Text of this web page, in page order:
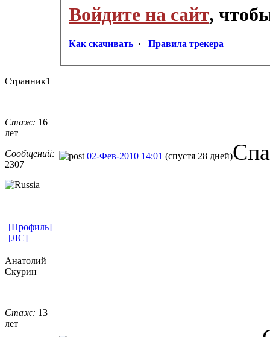
Войдите на сайт,
Как скачивать · Правила трекера
Странник1
Стаж: 16
лет
Сообщений:
2307
02-Фев-2010 14:01 (спустя 28 дней)
[Профиль]
[ЛС]
Анатолий
Скурин
Стаж: 13
лет